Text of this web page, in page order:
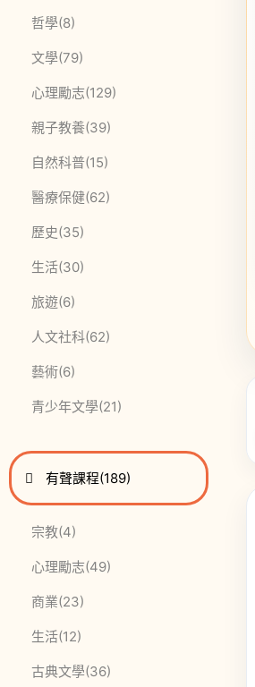
哲學此分類有
(8)
文學此分類有
(79)
心理勵志此分類有
(129)
親子教養此分類有
(39)
自然科普此分類有
(15)
醫療保健此分類有
(62)
歷史此分類有
(35)
生活此分類有
(30)
旅遊此分類有
(6)
人文社科此分類有
(62)
藝術此分類有
(6)
青少年文學此分類有
(21)
進入
有聲課程此分類有
(189)
宗教此分類有
(4)
心理勵志此分類有
(49)
商業此分類有
(23)
生活此分類有
(12)
古典文學此分類有
(36)